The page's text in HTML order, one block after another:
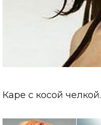
Каре с косой челкой.